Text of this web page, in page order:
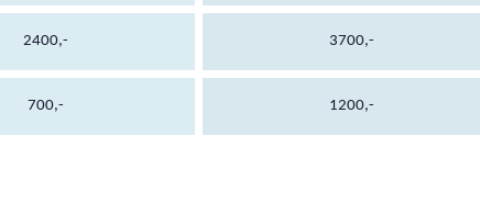
2400,- 3700,-
700,- 1200,-